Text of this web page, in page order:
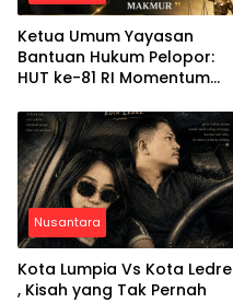
Ketua Umum Yayasan
Bantuan Hukum Pelopor:
HUT ke-81 RI Momentum
Persatuan, dan
Pengabdian kepada
Masyarakat
Nusantara
Kota Lumpia Vs Kota Ledre
, Kisah yang Tak Pernah